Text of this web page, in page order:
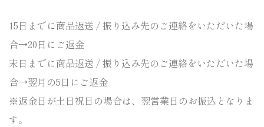
15日までに商品返送 / 振り込み先のご連絡をいただいた場
合→20日にご返金
末日までに商品返送 / 振り込み先のご連絡をいただいた場
合→翌月の5日にご返金
※返金日が土日祝日の場合は、翌営業日のお振込となりま
す。